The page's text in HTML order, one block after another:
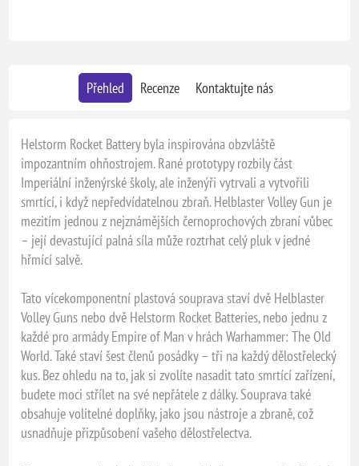
Přehled Recenze Kontaktujte nás
Helstorm Rocket Battery byla inspirována obzvláště
impozantním ohňostrojem. Rané prototypy rozbily část
Imperiální inženýrské školy, ale inženýři vytrvali a vytvořili
smrtící, i když nepředvídatelnou zbraň. Helblaster Volley Gun je
mezitím jednou z nejznámějších černoprochových zbraní vůbec
– její devastující palná síla může roztrhat celý pluk v jedné
hřmící salvě.
Tato vícekomponentní plastová souprava staví dvě Helblaster
Volley Guns nebo dvě Helstorm Rocket Batteries, nebo jednu z
každé pro armády Empire of Man v hrách Warhammer: The Old
World. Také staví šest členů posádky – tři na každý dělostřelecký
kus. Bez ohledu na to, jak si zvolíte nasadit tato smrtící zařízení,
budete moci střílet na své nepřátele z dálky. Souprava také
obsahuje volitelné doplňky, jako jsou nástroje a zbraně, což
usnadňuje přizpůsobení vašeho dělostřelectva.